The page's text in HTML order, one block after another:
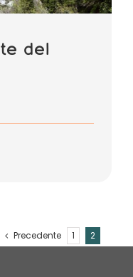
del
Precedente 1 2